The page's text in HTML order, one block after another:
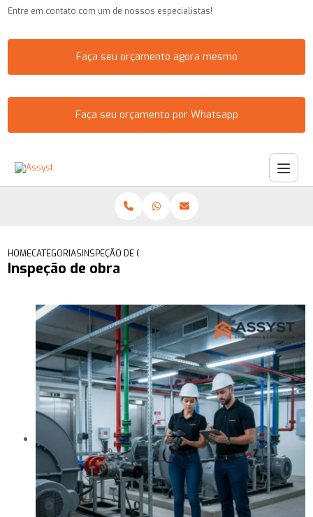
Entre em contato com um de nossos especialistas!
Faça seu orçamento agora mesmo
Faça seu orçamento por Whatsapp
HOMECATEGORIAS INSPEÇÃO DE OBRA
Inspeção de obra